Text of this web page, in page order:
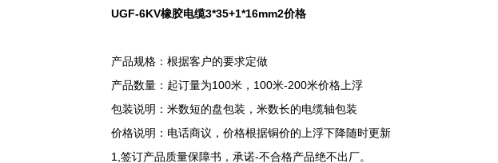
UGF-6KV橡胶电缆3*35+1*16mm2价格
产品规格：根据客户的要求定做
产品数量：起订量为100米，100米-200米价格上浮
包装说明：米数短的盘包装，米数长的电缆轴包装
价格说明：电话商议，价格根据铜价的上浮下降随时更新
1,签订产品质量保障书，承诺-不合格产品绝不出厂。